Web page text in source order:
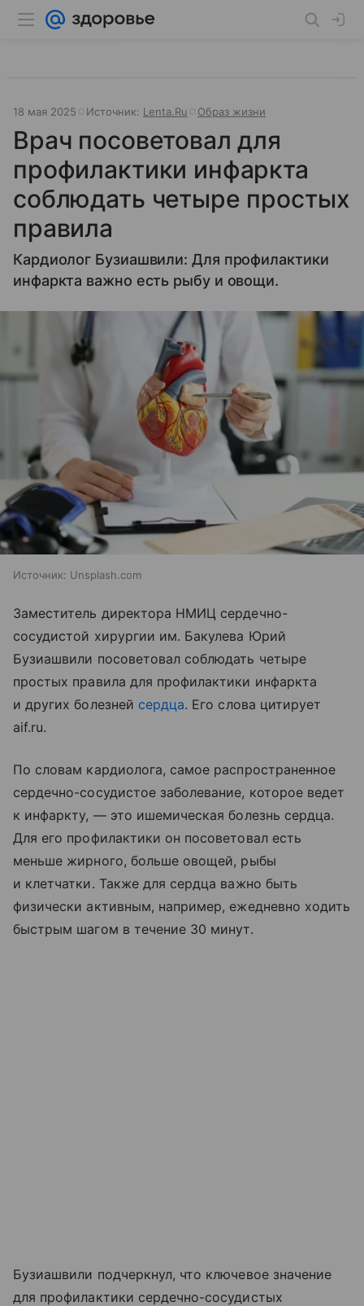
18 мая 2025 Источник: Lenta.Ru Образ жизни
Врач посоветовал для
профилактики инфаркта
соблюдать четыре простых
правила
Кардиолог Бузиашвили: Для профилактики
инфаркта важно есть рыбу и овощи.
Источник: Unsplash.com
Заместитель директора НМИЦ сердечно-
сосудистой хирургии им. Бакулева Юрий
Бузиашвили посоветовал соблюдать четыре
простых правила для профилактики инфаркта
и других болезней сердца. Его слова цитирует
aif.ru.
По словам кардиолога, самое распространенное
сердечно-сосудистое заболевание, которое ведет
к инфаркту, — это ишемическая болезнь сердца.
Для его профилактики он посоветовал есть
меньше жирного, больше овощей, рыбы
и клетчатки. Также для сердца важно быть
физически активным, например, ежедневно ходить
быстрым шагом в течение 30 минут.
Бузиашвили подчеркнул, что ключевое значение
для профилактики сердечно-сосудистых